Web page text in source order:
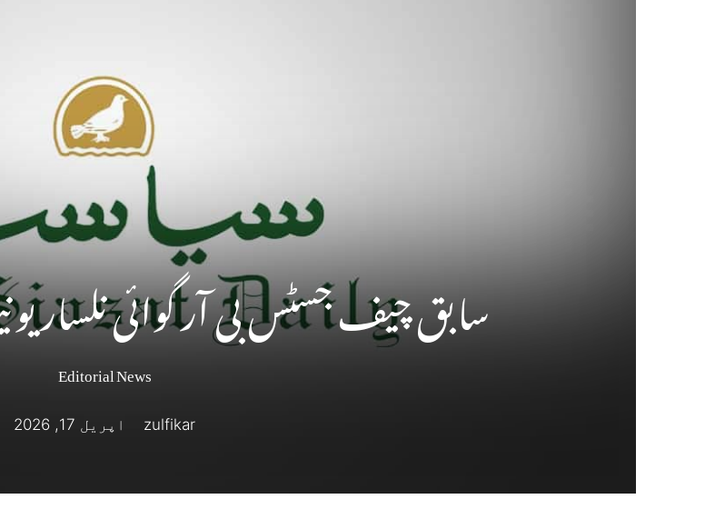
سابق چیف جسٹس بی آر گوائی نلسار
Editorial News
zulfikar اپریل 17, 2026